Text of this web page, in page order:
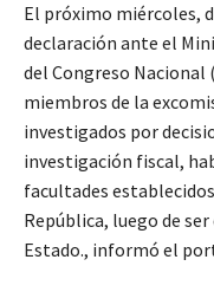
El próximo miércoles,
declaración ante el
del Congreso Nacional
miembros de la
investigados por
investigación fiscal,
facultades
República, luego de
Estado., informó el